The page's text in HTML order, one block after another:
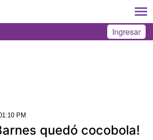
Ingresar
PM
quedó cocobola!